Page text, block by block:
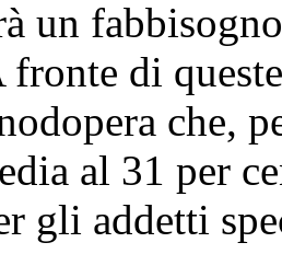
un
di
che,
al 31 per
gli addetti